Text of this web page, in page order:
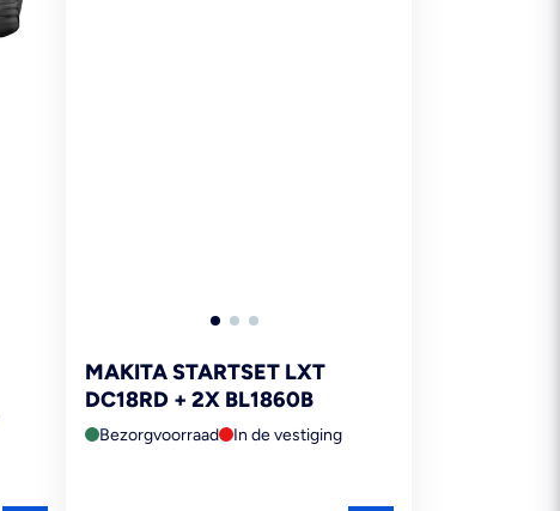
MAKITA STARTSET LXT
DC18RD + 2X BL1860B
Bezorgvoorraad In de vestiging